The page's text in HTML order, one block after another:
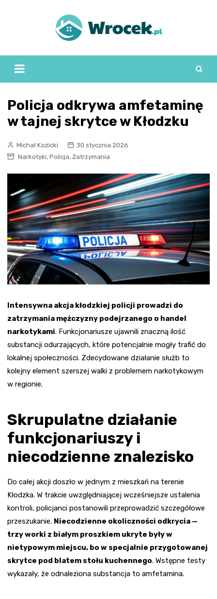
Policja odkrywa amfetaminę
w tajnej skrytce w Kłodzku
Michał Kozicki
30 stycznia 2026
Narkotyki, Policja, Zatrzymania
Intensywna akcja kłodzkiej policji prowadzi do
zatrzymania mężczyzny podejrzanego o handel
narkotykami. Funkcjonariusze ujawnili znaczną ilość
substancji odurzających, które potencjalnie mogły trafić do
lokalnej społeczności. Zdecydowane działanie służb to
kolejny element szerszej walki z problemem narkotykowym
w regionie.
Skrupulatne działanie
funkcjonariuszy i
niecodzienne znalezisko
Do całej akcji doszło w jednym z mieszkań na terenie
Kłodzka. W trakcie uwzględniającej wcześniejsze ustalenia
kontroli, policjanci postanowili przeprowadzić szczegółowe
przeszukanie. Niecodzienne okoliczności odkrycia —
trzy worki z białym proszkiem ukryte były w
nietypowym miejscu, bo w specjalnie przygotowanej
skrytce pod blatem stołu kuchennego. Wstępne testy
wykazały, że odnaleziona substancja to amfetamina.